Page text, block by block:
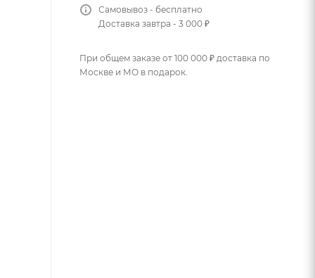
Самовывоз - бесплатно
Доставка завтра - 3 000 ₽
При общем заказе от 100 000 ₽ доставка по
Москве и МО в подарок.